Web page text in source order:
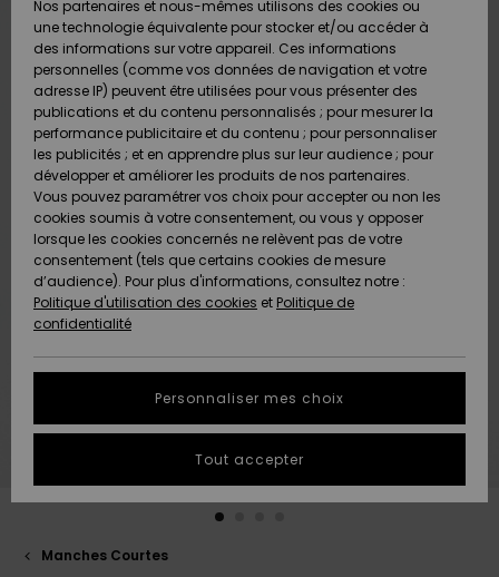
Chaussures
& Tongs
Surf
Snow
Nouveautés
A
Découvrir
Chaussures
& Tongs
Surf
Snow
Nouveautés
A
Découvrir
A
Découvrir
Snow
SURF
Highlights
Communauté
SNOW
Enfant
Snow
Shop
Femme
A
Découvrir
Communauté
VENTE
FLASH
Outlet
Femme
Préférences
Langue Et
Région
AIDE &
CONTACT
Retours
Paiement
Carte
Cadeau
Quiksilver
Freedom
Protection
des données
Démarrez
pour obtenir
COLLECTION
Manches Courtes
Nos partenaires et nous-mêmes utilisons des cookies ou
une technologie équivalente pour stocker et/ou accéder à
des informations sur votre appareil. Ces informations
personnelles (comme vos données de navigation et votre
adresse IP) peuvent être utilisées pour vous présenter des
publications et du contenu personnalisés ; pour mesurer la
performance publicitaire et du contenu ; pour personnaliser
les publicités ; et en apprendre plus sur leur audience ; pour
développer et améliorer les produits de nos partenaires.
Vous pouvez paramétrer vos choix pour accepter ou non les
cookies soumis à votre consentement, ou vous y opposer
lorsque les cookies concernés ne relèvent pas de votre
consentement (tels que certains cookies de mesure
d’audience). Pour plus d'informations, consultez notre :
Politique d'utilisation des cookies et Politique de
confidentialité
Personnaliser mes choix
Tout accepter